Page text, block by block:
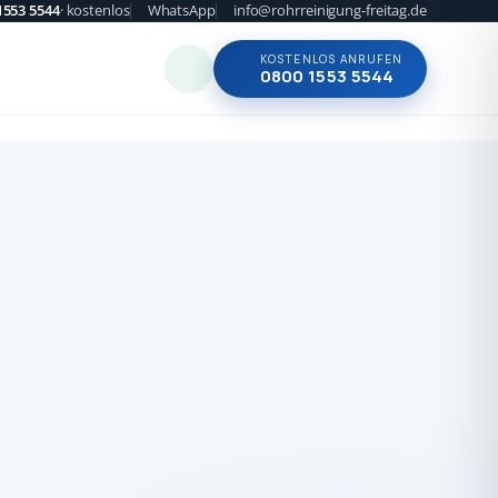
5544· kostenlos WhatsApp info@rohrreinigung-freitag.de
KOSTENLOS ANRUFEN
0800 1553 5544